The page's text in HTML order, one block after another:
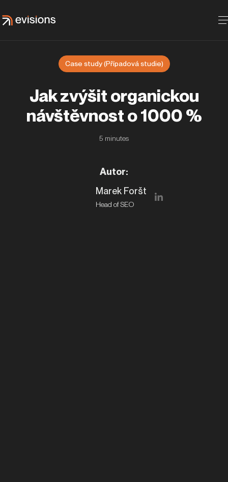
Jak zvýšit organickou
návštěvnost o 1000 %
5 minutes
Autor:
Marek Foršt
Head of SEO
Case study (Případová studie)